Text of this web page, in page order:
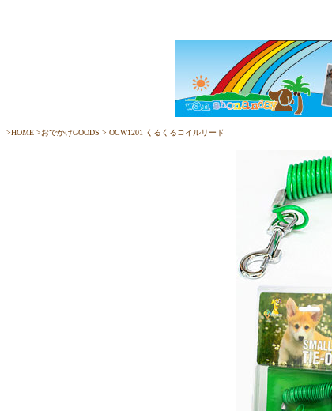
>HOME >おでかけGOODS > OCW1201 くるくるコイルリード